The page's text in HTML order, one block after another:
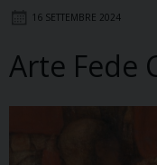
16 SETTEMBRE 2024
Arte Fede